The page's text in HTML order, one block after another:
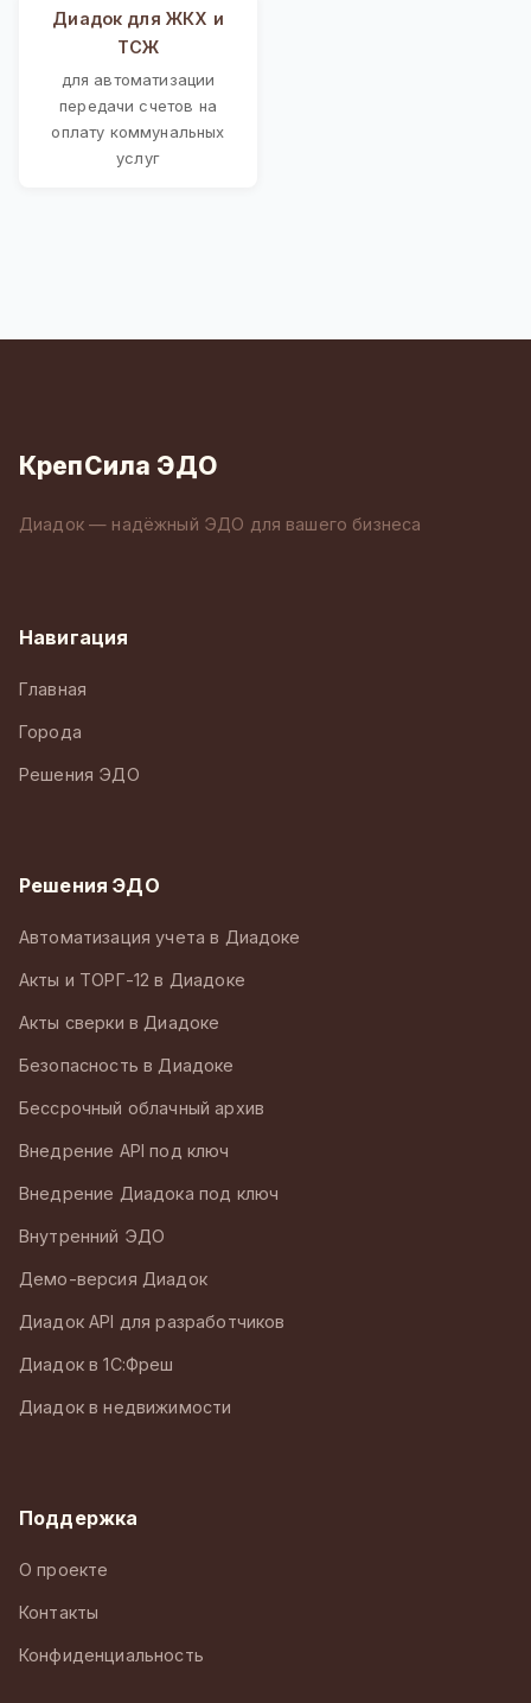
Диадок для ЖКХ и
ТСЖ
для автоматизации
передачи счетов на
оплату коммунальных
услуг
КрепСила ЭДО
Диадок — надёжный ЭДО для вашего бизнеса
Навигация
Главная
Города
Решения ЭДО
Решения ЭДО
Автоматизация учета в Диадоке
Акты и ТОРГ-12 в Диадоке
Акты сверки в Диадоке
Безопасность в Диадоке
Бессрочный облачный архив
Внедрение API под ключ
Внедрение Диадока под ключ
Внутренний ЭДО
Демо-версия Диадок
Диадок API для разработчиков
Диадок в 1С:Фреш
Диадок в недвижимости
Поддержка
О проекте
Контакты
Конфиденциальность